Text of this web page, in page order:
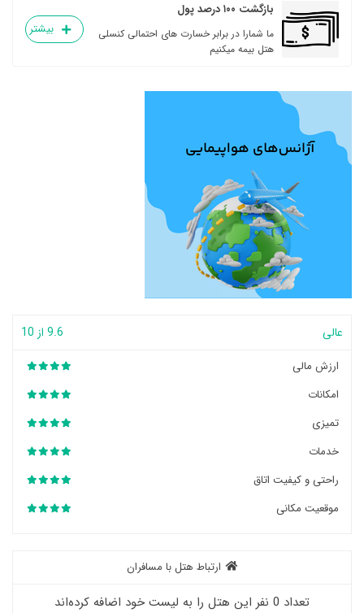
بازگشت ۱۰۰ درصد پول
ما شمارا در برابر خسارت های احتمالی کنسلی
هتل بیمه میکنیم
بیشتر
عالی 9.6 از 10
ارزش مالی
امکانات
تمیزی
خدمات
راحتی و کیفیت اتاق
موقعیت مکانی
ارتباط هتل با مسافران
تعداد 0 نفر این هتل را به لیست خود اضافه کرده‌اند